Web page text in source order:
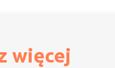
więcej